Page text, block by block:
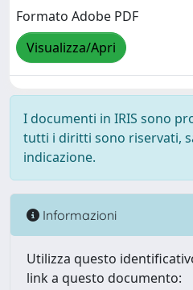
Formato Adobe PDF
Visualizza/Apri
I documenti in IRIS sono
tutti i diritti sono riservati,
indicazione.
Informazioni
Utilizza questo
link a questo documento: